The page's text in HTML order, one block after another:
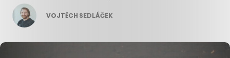
VOJTĚCH SEDLÁČEK